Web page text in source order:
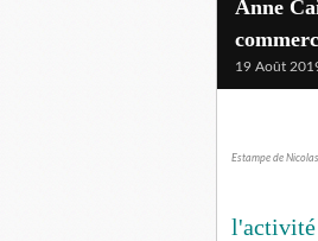
Anne
19 Août
Estampe de
l'activité